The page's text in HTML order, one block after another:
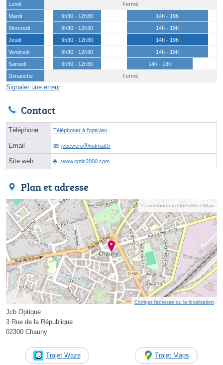
Lundi
Fermé
Mardi
9h30 - 12h30
14h - 19h
Mercredi
9h30 - 12h30
14h - 19h
Jeudi
9h30 - 12h30
14h - 19h
Vendredi
9h30 - 12h30
14h - 19h
Samedi
9h30 - 12h30
14h - 18h
Dimanche
Fermé
Signaler une erreur
Contact
Téléphone Téléphoner à l'opticien
Email jcbeviereⓐhotmail.fr
Site web www.optic2000.com
Plan et adresse
© contributeurs OpenStreetMap
Corriger l’adresse ou la localisation
Jcb Optique
3 Rue de la République
02300 Chauny
Trajet Waze Trajet Maps